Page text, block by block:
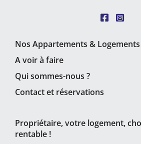
Nos Appartements & Logements
A voir à faire
Qui sommes-nous ?
Contact et réservations
Propriétaire, votre logement,
rentable !